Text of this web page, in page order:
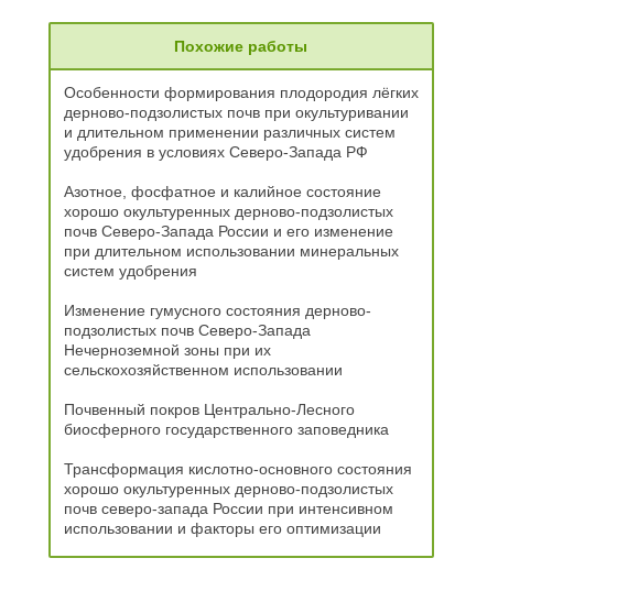
Похожие работы
Особенности формирования плодородия лёгких
дерново-подзолистых почв при окультуривании
и длительном применении различных систем
удобрения в условиях Северо-Запада РФ
Азотное, фосфатное и калийное состояние
хорошо окультуренных дерново-подзолистых
почв Северо-Запада России и его изменение
при длительном использовании минеральных
систем удобрения
Изменение гумусного состояния дерново-
подзолистых почв Северо-Запада
Нечерноземной зоны при их
сельскохозяйственном использовании
Почвенный покров Центрально-Лесного
биосферного государственного заповедника
Трансформация кислотно-основного состояния
хорошо окультуренных дерново-подзолистых
почв северо-запада России при интенсивном
использовании и факторы его оптимизации